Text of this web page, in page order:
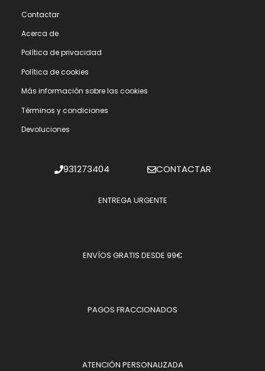
Contactar
Acerca de
Polí­tica de privacidad
Polí­tica de cookies
Más información sobre las cookies
Términos y condiciones
Devoluciones
931273404 CONTACTAR
ENTREGA URGENTE
ENVÍOS GRATIS DESDE 99€
PAGOS FRACCIONADOS
ATENCIÓN PERSONALIZADA